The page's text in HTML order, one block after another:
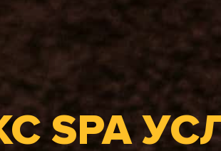
SPA